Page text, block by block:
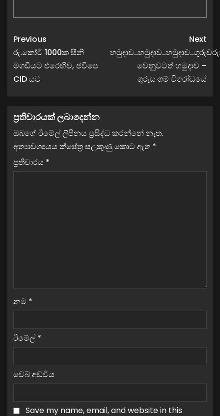
Previous
රු.කෝටි 1000ක සීනි
මගඩියට එරෙහිව, ජවිපෙ
CID යට
Next
වෙනුවටත් හමුදාව –
ගුරුසංගම් විරෝධයේ
ප්‍රතිචාරයක් ලබාදෙන්න
ඔබගේ ඊමේල් ලිපිනය ප්‍රසිද්ධ කරන්නේ නැත.
අත්‍යාවශ්‍යයය ක්ෂේත්‍ර සලකුණු කොට ඇත *
ප්‍රතිචාරය *
නම *
ඊමේල් *
වෙබ් අඩවිය
Save my name, email, and website in this